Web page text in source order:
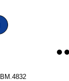
BM.4832